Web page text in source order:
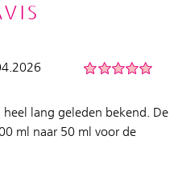
lang geleden bekend. De
ml naar 50 ml voor de